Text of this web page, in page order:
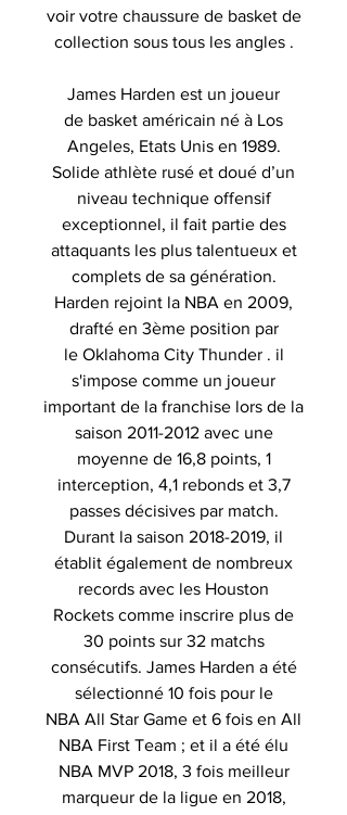
voir votre chaussure de basket de
collection sous tous les angles .
James Harden est un joueur
de basket américain né à Los
Angeles, Etats Unis en 1989.
Solide athlète rusé et doué d’un
niveau technique offensif
exceptionnel, il fait partie des
attaquants les plus talentueux et
complets de sa génération.
Harden rejoint la NBA en 2009,
drafté en 3ème position par
le Oklahoma City Thunder . il
s'impose comme un joueur
important de la franchise lors de la
saison 2011-2012 avec une
moyenne de 16,8 points, 1
interception, 4,1 rebonds et 3,7
passes décisives par match.
Durant la saison 2018-2019, il
établit également de nombreux
records avec les Houston
Rockets comme inscrire plus de
30 points sur 32 matchs
consécutifs. James Harden a été
sélectionné 10 fois pour le
NBA All Star Game et 6 fois en All
NBA First Team ; et il a été élu
NBA MVP 2018, 3 fois meilleur
marqueur de la ligue en 2018,